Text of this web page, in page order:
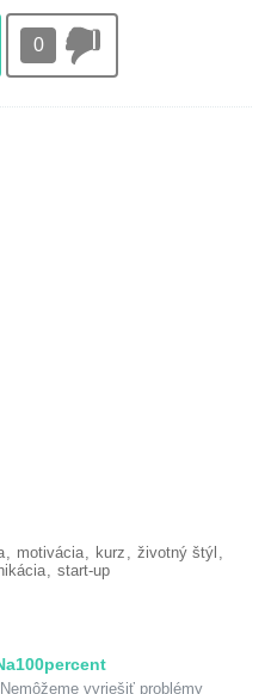
0
motivácia kurz
životný štýl
start-up
vyriešiť problémy